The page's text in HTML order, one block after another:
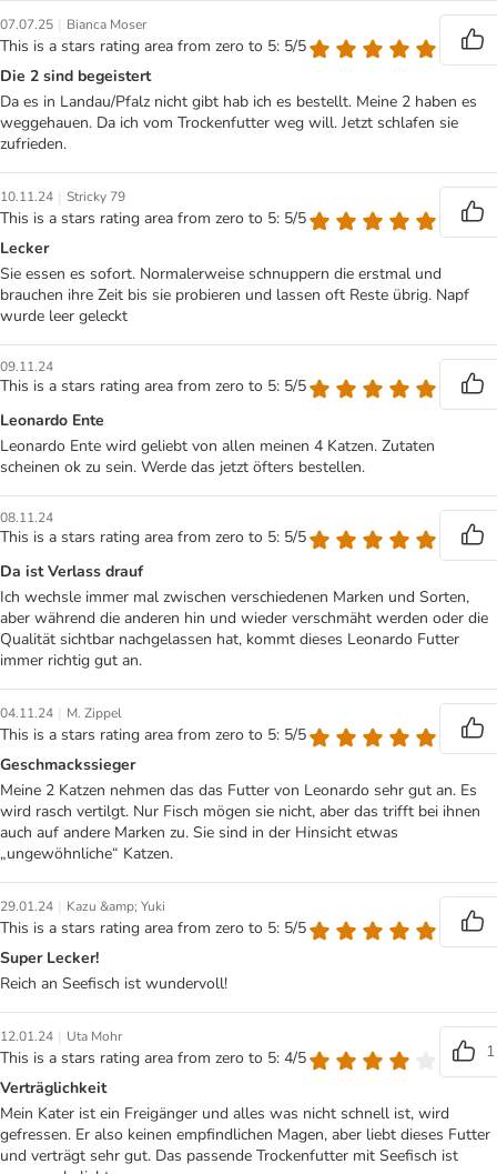
07.07.25 | Bianca Moser
This is a stars rating area from zero to 5: 5/5
Die 2 sind begeistert
Da es in Landau/Pfalz nicht gibt hab ich es bestellt. Meine 2 haben es
weggehauen. Da ich vom Trockenfutter weg will. Jetzt schlafen sie
zufrieden.
10.11.24 | Stricky 79
This is a stars rating area from zero to 5: 5/5
Lecker
Sie essen es sofort. Normalerweise schnuppern die erstmal und
brauchen ihre Zeit bis sie probieren und lassen oft Reste übrig. Napf
wurde leer geleckt
09.11.24
This is a stars rating area from zero to 5: 5/5
Leonardo Ente
Leonardo Ente wird geliebt von allen meinen 4 Katzen. Zutaten
scheinen ok zu sein. Werde das jetzt öfters bestellen.
08.11.24
This is a stars rating area from zero to 5: 5/5
Da ist Verlass drauf
Ich wechsle immer mal zwischen verschiedenen Marken und Sorten,
aber während die anderen hin und wieder verschmäht werden oder die
Qualität sichtbar nachgelassen hat, kommt dieses Leonardo Futter
immer richtig gut an.
04.11.24 | M. Zippel
This is a stars rating area from zero to 5: 5/5
Geschmackssieger
Meine 2 Katzen nehmen das das Futter von Leonardo sehr gut an. Es
wird rasch vertilgt. Nur Fisch mögen sie nicht, aber das trifft bei ihnen
auch auf andere Marken zu. Sie sind in der Hinsicht etwas
„ungewöhnliche“ Katzen.
29.01.24 | Kazu &amp; Yuki
This is a stars rating area from zero to 5: 5/5
Super Lecker!
Reich an Seefisch ist wundervoll!
12.01.24 | Uta Mohr
This is a stars rating area from zero to 5: 4/5
1
Verträglichkeit
Mein Kater ist ein Freigänger und alles was nicht schnell ist, wird
gefressen. Er also keinen empfindlichen Magen, aber liebt dieses Futter
und verträgt sehr gut. Das passende Trockenfutter mit Seefisch ist